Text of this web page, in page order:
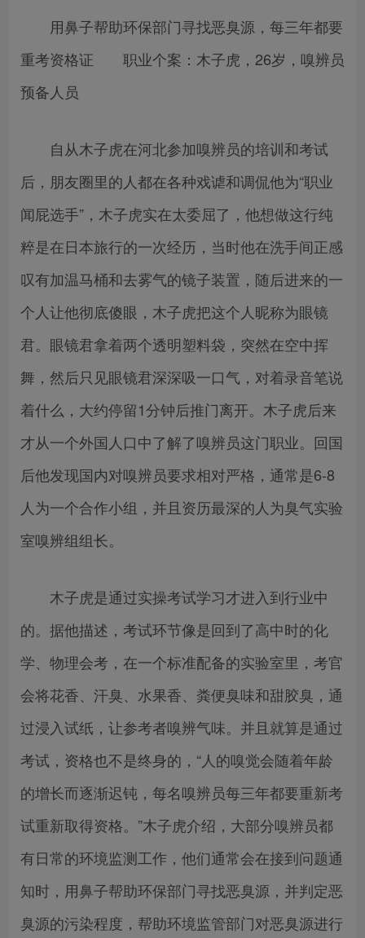
用鼻子帮助环保部门寻找恶臭源，每三年都要
重考资格证 职业个案：木子虎，26岁，嗅辨员
预备人员
自从木子虎在河北参加嗅辨员的培训和考试
后，朋友圈里的人都在各种戏谑和调侃他为“职业
闻屁选手”，木子虎实在太委屈了，他想做这行纯
粹是在日本旅行的一次经历，当时他在洗手间正感
叹有加温马桶和去雾气的镜子装置，随后进来的一
个人让他彻底傻眼，木子虎把这个人昵称为眼镜
君。眼镜君拿着两个透明塑料袋，突然在空中挥
舞，然后只见眼镜君深深吸一口气，对着录音笔说
着什么，大约停留1分钟后推门离开。木子虎后来
才从一个外国人口中了解了嗅辨员这门职业。回国
后他发现国内对嗅辨员要求相对严格，通常是6-8
人为一个合作小组，并且资历最深的人为臭气实验
室嗅辨组组长。
木子虎是通过实操考试学习才进入到行业中
的。据他描述，考试环节像是回到了高中时的化
学、物理会考，在一个标准配备的实验室里，考官
会将花香、汗臭、水果香、粪便臭味和甜胶臭，通
过浸入试纸，让参考者嗅辨气味。并且就算是通过
考试，资格也不是终身的，“人的嗅觉会随着年龄
的增长而逐渐迟钝，每名嗅辨员每三年都要重新考
试重新取得资格。”木子虎介绍，大部分嗅辨员都
有日常的环境监测工作，他们通常会在接到问题通
知时，用鼻子帮助环保部门寻找恶臭源，并判定恶
臭源的污染程度，帮助环境监管部门对恶臭源进行